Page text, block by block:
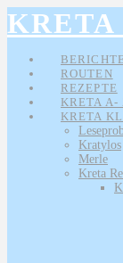
KRETA
ROUTEN
REZEPTE
KRETA A-
KRETA
Kratylos
Merle
Kreta